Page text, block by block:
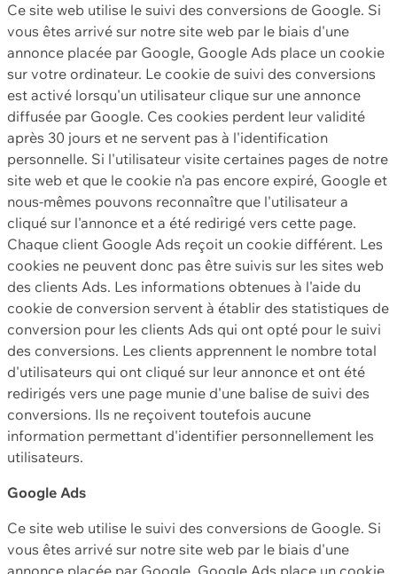
Ce site web utilise le suivi des conversions de Google. Si
vous êtes arrivé sur notre site web par le biais d'une
annonce placée par Google, Google Ads place un cookie
sur votre ordinateur. Le cookie de suivi des conversions
est activé lorsqu'un utilisateur clique sur une annonce
diffusée par Google. Ces cookies perdent leur validité
après 30 jours et ne servent pas à l'identification
personnelle. Si l'utilisateur visite certaines pages de notre
site web et que le cookie n'a pas encore expiré, Google et
nous-mêmes pouvons reconnaître que l'utilisateur a
cliqué sur l'annonce et a été redirigé vers cette page.
Chaque client Google Ads reçoit un cookie différent. Les
cookies ne peuvent donc pas être suivis sur les sites web
des clients Ads. Les informations obtenues à l'aide du
cookie de conversion servent à établir des statistiques de
conversion pour les clients Ads qui ont opté pour le suivi
des conversions. Les clients apprennent le nombre total
d'utilisateurs qui ont cliqué sur leur annonce et ont été
redirigés vers une page munie d'une balise de suivi des
conversions. Ils ne reçoivent toutefois aucune
information permettant d'identifier personnellement les
utilisateurs.
Google Ads
Ce site web utilise le suivi des conversions de Google. Si
vous êtes arrivé sur notre site web par le biais d'une